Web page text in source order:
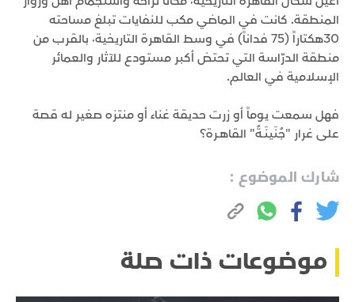
المنطقة. كانت في الماضي مكب للنفايات تبلغ مساحته
30هكتاراً (75 فداناً) في وسط القاهرة التاريخية٬ بالقرب من
منطقة الدرّاسة التي تحتض أكبر مستودع للآثار والعمائر
الإسلامية في العالم.
فهل سمعت يوماً أو زرت حديقة غناء أو منتزه صغير له قصة
على غرار "جُنَينَـةُ" القاهـرة؟
شارك الموضوع :
موضوعات ذات صلة